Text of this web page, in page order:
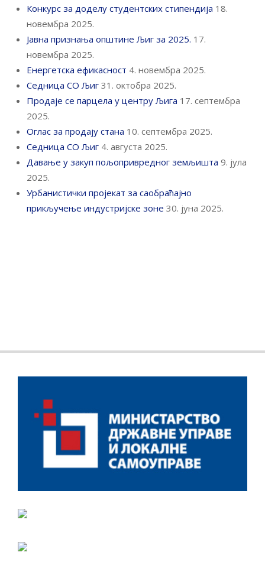
Конкурс за доделу студентских стипендија 18.
новембра 2025.
Јавна признања општине Љиг за 2025. 17.
новембра 2025.
Енергетска ефикасност 4. новембра 2025.
Седница СО Љиг 31. октобра 2025.
Продаје се парцела у центру Љига 17. септембра
2025.
Оглас за продају стана 10. септембра 2025.
Седница СО Љиг 4. августа 2025.
Давање у закуп пољопривредног земљишта 9. јула
2025.
Урбанистички пројекат за саобраћајно
прикључење индустријске зоне 30. јуна 2025.